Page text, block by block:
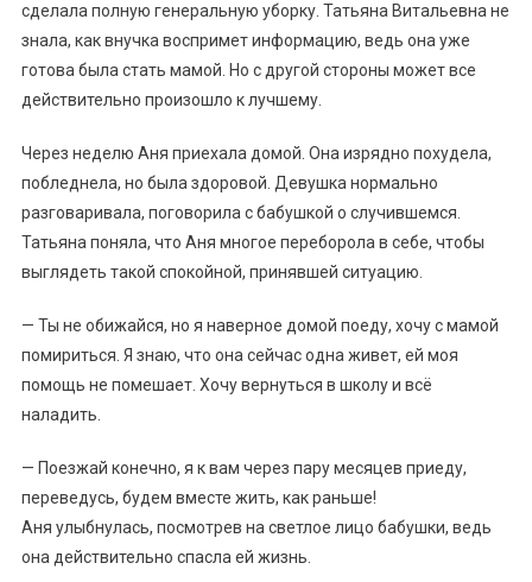
сделала полную генеральную уборку. Татьяна Витальевна не
знала, как внучка воспримет информацию, ведь она уже
готова была стать мамой. Но с другой стороны может все
действительно произошло к лучшему.
Через неделю Аня приехала домой. Она изрядно похудела,
побледнела, но была здоровой. Девушка нормально
разговаривала, поговорила с бабушкой о случившемся.
Татьяна поняла, что Аня многое переборола в себе, чтобы
выглядеть такой спокойной, принявшей ситуацию.
— Ты не обижайся, но я наверное домой поеду, хочу с мамой
помириться. Я знаю, что она сейчас одна живет, ей моя
помощь не помешает. Хочу вернуться в школу и всё
наладить.
— Поезжай конечно, я к вам через пару месяцев приеду,
переведусь, будем вместе жить, как раньше!
Аня улыбнулась, посмотрев на светлое лицо бабушки, ведь
она действительно спасла ей жизнь.